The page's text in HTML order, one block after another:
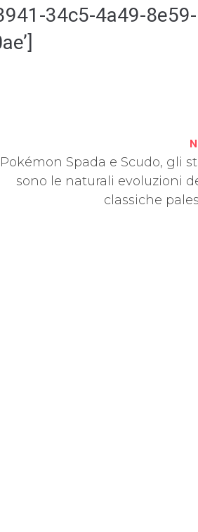
34c5-4a49-8e59-
Pokémon Spada e Scudo, gli
sono le naturali evoluzioni
classiche